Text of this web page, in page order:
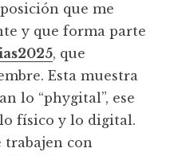
que me
y que forma parte
, que
Esta muestra
lo “phygital”, ese
físico y lo digital.
trabajen con